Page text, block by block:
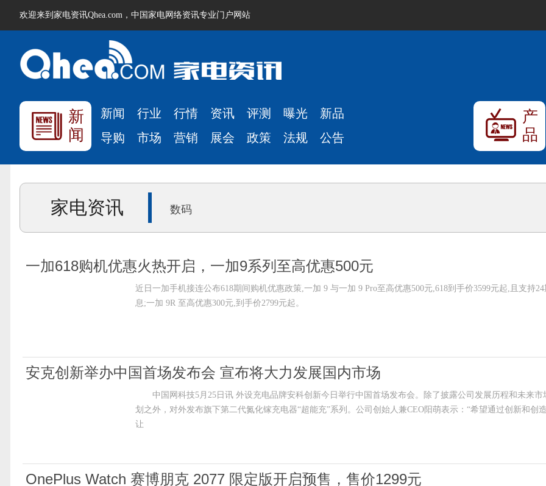
欢迎来到家电资讯Qhea.com，中国家电网络资讯专业门户网站
新
闻
新闻 行业 行情 资讯 评测 曝光
新品
导购
市场 营销 展会 政策 法规 公告
产
品
家电资讯 数码
一加618购机优惠火热开启，一加9系列至高优惠500元
近日一加手机接连公布618期间购机优惠政策,一加 9 与一加 9 Pro至高优惠500元,618到手价3599元起,且支持
息;一加 9R 至高优惠300元,到手价2799元起。
安克创新举办中国首场发布会 宣布将大力发展国内市场
中国网科技5月25日讯 外设充电品牌安科创新今日举行中国首场发布会。除了披露公司发展历程和未来市
划之外，对外发布旗下第二代氮化镓充电器“超能充”系列。公司创始人兼CEO阳萌表示：“希望通过创新和创造
让
OnePlus Watch 赛博朋克 2077 限定版开启预售，售价1299元